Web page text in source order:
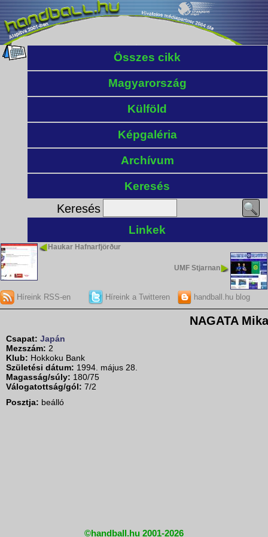
Összes cikk
Magyarország
Külföld
Képgaléria
Archívum
Keresés
Keresés
Linkek
Haukar Hafnarfjörður
UMF Stjarnan
Híreink RSS-en Híreink a Twitteren handball.hu blog
NAGATA Mika
Csapat: Japán
Mezszám: 2
Klub: Hokkoku Bank
Születési dátum: 1994. május 28.
Magasság/súly: 180/75
Válogatottság/gól: 7/2
Posztja: beálló
©handball.hu 2001-2026